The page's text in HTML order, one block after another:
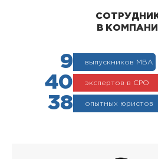
В
9 выпускников МВА
40 экспертов в СРО
38 опытных юристов